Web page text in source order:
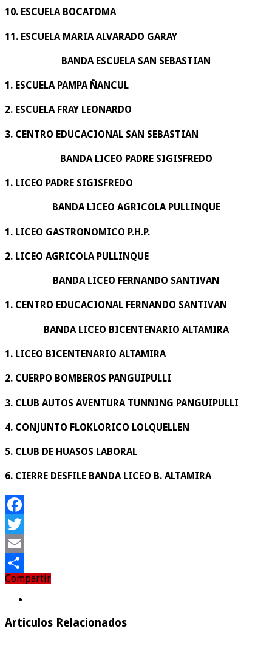
10. ESCUELA BOCATOMA
11. ESCUELA MARIA ALVARADO GARAY
BANDA ESCUELA SAN SEBASTIAN
1. ESCUELA PAMPA ÑANCUL
2. ESCUELA FRAY LEONARDO
3. CENTRO EDUCACIONAL SAN SEBASTIAN
BANDA LICEO PADRE SIGISFREDO
1. LICEO PADRE SIGISFREDO
BANDA LICEO AGRICOLA PULLINQUE
1. LICEO GASTRONOMICO P.H.P.
2. LICEO AGRICOLA PULLINQUE
BANDA LICEO FERNANDO SANTIVAN
1. CENTRO EDUCACIONAL FERNANDO SANTIVAN
BANDA LICEO BICENTENARIO ALTAMIRA
1. LICEO BICENTENARIO ALTAMIRA
2. CUERPO BOMBEROS PANGUIPULLI
3. CLUB AUTOS AVENTURA TUNNING PANGUIPULLI
4. CONJUNTO FLOKLORICO LOLQUELLEN
5. CLUB DE HUASOS LABORAL
6. CIERRE DESFILE BANDA LICEO B. ALTAMIRA
Facebook
Twitter
Email
Compartir
Compartir
Articulos Relacionados